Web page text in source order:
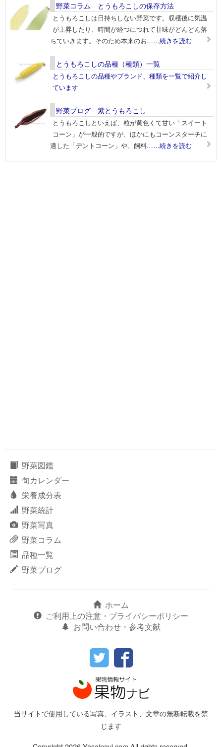
野菜コラム とうもろこしの保存方法
とうもろこしは日持ちしない野菜です。収穫後に気温
が上昇したり、時間が経つにつれて甘味がどんどん落
ちていきます。そのため本来のお……続きを読む
とうもろこしの品種（種類）一覧
とうもろこしの品種やブランド、種類を一覧で紹介し
ています
野菜ブログ 紫とうもろこし
とうもろこしといえば、粒が黄色くて甘い「スイート
コーン」が一般的ですが、ほかにもコーンスターチに
適した「デントコーン」や、飼料……続きを読む
野菜図鑑
旬カレンダー
栄養成分表
野菜統計
野菜写真
野菜コラム
品種一覧
野菜ブログ
ホーム
ご利用上の注意・プライバシーポリシー
お問い合わせ・参考文献
当サイトで使用している写真、イラスト、文章の無断転載を禁
じます